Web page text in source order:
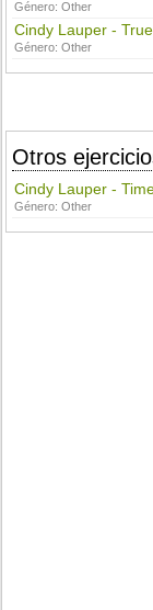
Género:Other
Cindy Lauper -
Género:Other
Otros
Cindy Lauper -
Género:Other